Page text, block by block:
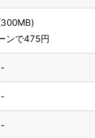
ンで475円
-
-
-